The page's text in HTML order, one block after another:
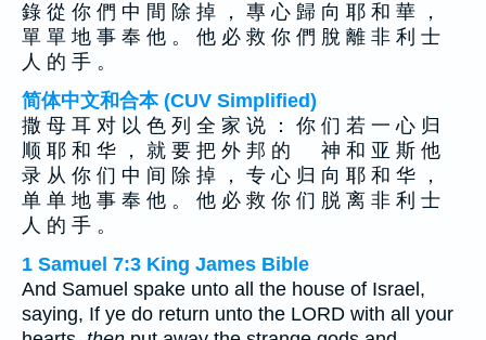
錄 從 你 們 中 間 除 掉 ， 專 心 歸 向 耶 和 華 ，
單 單 地 事 奉 他 。 他 必 救 你 們 脫 離 非 利 士
人 的 手 。
简体中文和合本 (CUV Simplified)
撒 母 耳 对 以 色 列 全 家 说 ： 你 们 若 一 心 归
顺 耶 和 华 ， 就 要 把 外 邦 的 神 和 亚 斯 他
录 从 你 们 中 间 除 掉 ， 专 心 归 向 耶 和 华 ，
单 单 地 事 奉 他 。 他 必 救 你 们 脱 离 非 利 士
人 的 手 。
1 Samuel 7:3 King James Bible
And Samuel spake unto all the house of Israel,
saying, If ye do return unto the LORD with all your